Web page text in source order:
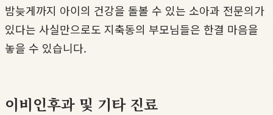
밤늦게까지 아이의 건강을 돌볼 수 있는 소아과 전문의가
있다는 사실만으로도 지축동의 부모님들은 한결 마음을
놓을 수 있습니다.
이비인후과 및 기타 진료